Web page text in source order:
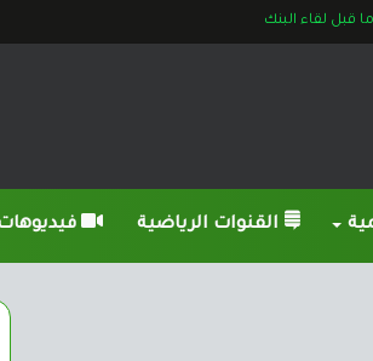
قبل لقاء البنك
القنوات الرياضية